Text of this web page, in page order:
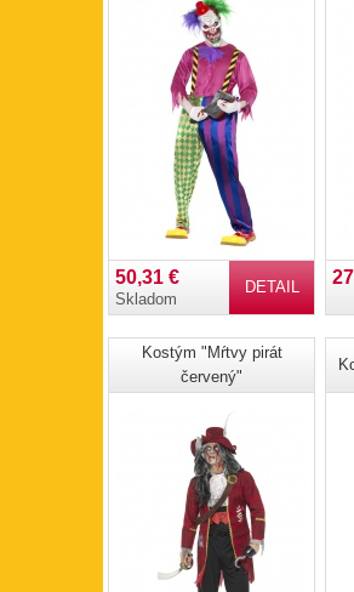
DETAIL
50,31 €
Skladom
Kostým "Mŕtvy pirát
červený"